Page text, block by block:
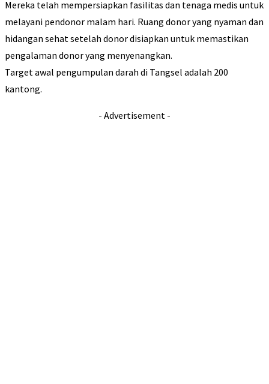
Mereka telah mempersiapkan fasilitas dan tenaga medis untuk
melayani pendonor malam hari. Ruang donor yang nyaman dan
hidangan sehat setelah donor disiapkan untuk memastikan
pengalaman donor yang menyenangkan.
Target awal pengumpulan darah di Tangsel adalah 200
kantong.
- Advertisement -